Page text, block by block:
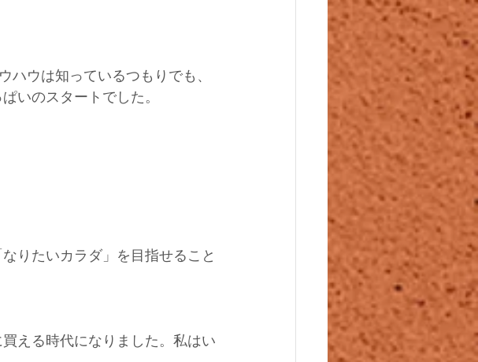
ハウは知っているつもりでも、
いのスタートでした。
りたいカラダ」を目指せること
える時代になりました。私はい